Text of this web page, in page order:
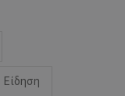
Είδηση